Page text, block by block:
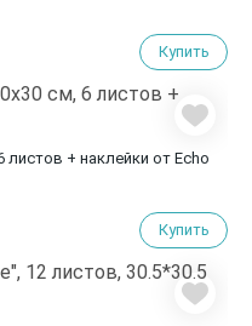
Купить
листов + наклейки от Echo
Купить